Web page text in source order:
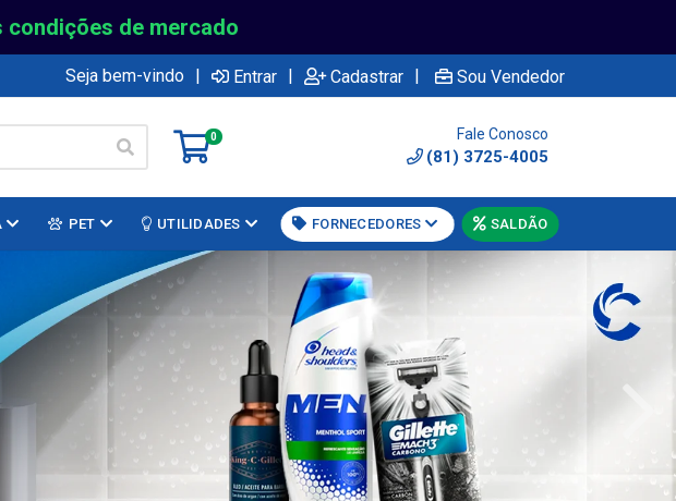
condições de mercado
Seja bem-vindo | Entrar | Cadastrar | Sou Vendedor
0 Fale Conosco
(81) 3725-4005
PET UTILIDADES FORNECEDORES SALDÃO